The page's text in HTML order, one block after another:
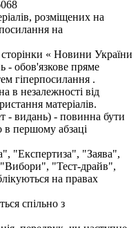
розміщених на
на
сторінки « Новини України
- обов'язкове пряме
гіперпосилання .
в незалежності від
матеріалів.
- видань) - повинна бути
в першому абзаці
"Експертиза", "Заява",
"Тест-драйв",
на правах
спільно з